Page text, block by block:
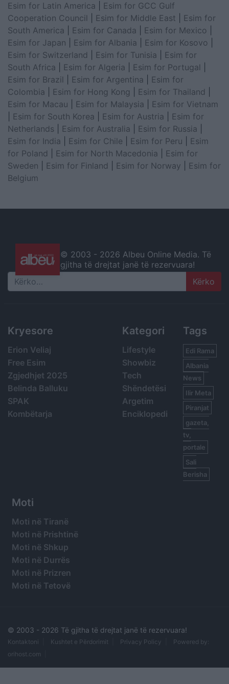
Esim for Latin America
Esim for GCC Gulf
Cooperation Council
Esim for Middle East
Esim for
South America
Esim for Canada Esim for Mexico
Esim for Japan
Esim for Albania Esim for Kosovo
Esim for Switzerland
Esim for Tunisia
Esim for
South Africa
Esim for Algeria Esim for Portugal
Esim for Brazil
Esim for Argentina
Esim for
Colombia
Esim for Hong Kong Esim for Thailand
Esim for Macau
Esim for Malaysia
Esim for Vietnam
Esim for South Korea Esim for Austria
Esim for
Netherlands
Esim for Australia Esim for Russia
Esim for India
Esim for Chile Esim for Peru
Esim
for Poland
Esim for North Macedonia
Esim for
Sweden
Esim for Finland Esim for Norway
Esim for
Belgium
© 2003 - 2026 Albeu Online Media. Të
gjitha të drejtat janë të rezervuara!
Search
Kryesore
Erion Veliaj
Free Esim
Zgjedhjet 2025
Belinda Balluku
SPAK
Kombëtarja
Kategori
Lifestyle
Showbiz
Tech
Shëndetësi
Argetim
Enciklopedi
Tags
Edi Rama
Albania
News
Ilir Meta
Piranjat
gazeta,
tv,
portale
Sali
Berisha
Moti
Moti në Tiranë
Moti në Prishtinë
Moti në Shkup
Moti në Durrës
Moti në Prizren
Moti në Tetovë
© 2003 - 2026 Të gjitha të drejtat janë të rezervuara!
Kontaktoni Kushtet e Përdorimit Privacy Policy
Powered by:
orihost.com